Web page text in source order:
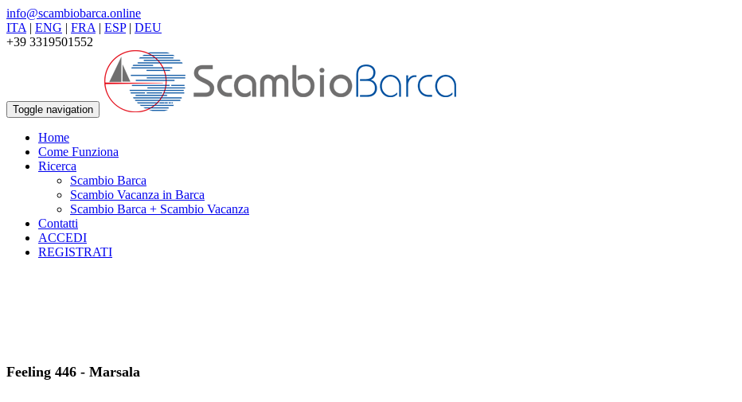
info@scambiobarca.online
ITA | ENG | FRA | ESP| DEU
+39 3319501552
Toggle navigation
Home
Come Funziona
Ricerca
Scambio Barca
Scambio Vacanza in Barca
Scambio Barca + Scambio Vacanza
Contatti
ACCEDI
REGISTRATI
Feeling 446 - Marsala